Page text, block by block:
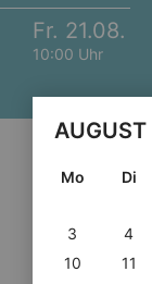
Fr. 21.08.
10:00 Uhr
AUGUST
Mo Di
3
4
10
11